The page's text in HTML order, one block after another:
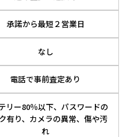
承諾から最短２営業日
なし
電話で事前査定あり
リー80％以下、パスワードの
有り、カメラの異常、傷や汚
れ